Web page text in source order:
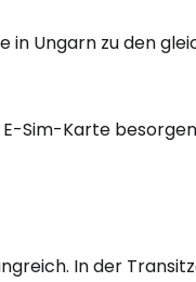
in Ungarn zu den
Sim-Karte
In der